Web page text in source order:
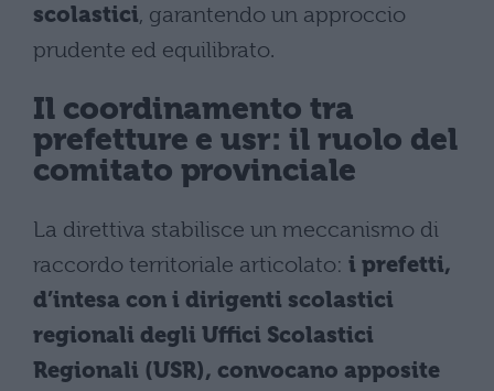
scolastici, garantendo un approccio
prudente ed equilibrato.
Il coordinamento tra
prefetture e usr: il ruolo del
comitato provinciale
La direttiva stabilisce un meccanismo di
raccordo territoriale articolato: i prefetti,
d’intesa con i dirigenti scolastici
regionali degli Uffici Scolastici
Regionali (USR), convocano apposite